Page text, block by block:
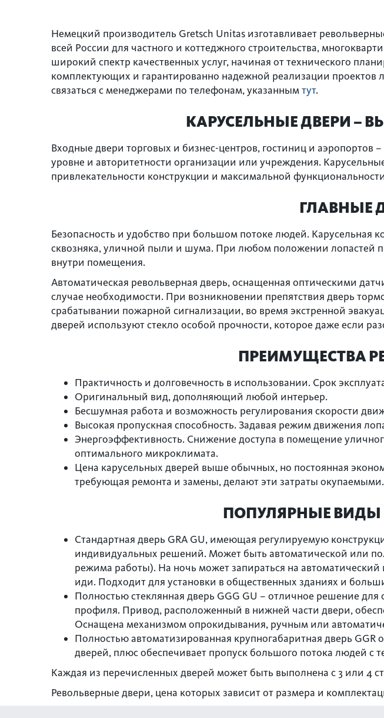
Немецкий производитель Gretsch Unitas изготавливает
всей России для частного и коттеджного строительства,
широкий спектр качественных услуг, начиная от технического
комплектующих и гарантированно надежной реализации
связаться с менеджерами по телефонам, указаннымтут.
КАРУСЕЛЬНЫЕ ДВЕРИ –
Входные двери торговых и бизнес-центров, гостиниц и аэропортов
уровне и авторитетности организации или учреждения.
привлекательности конструкции и максимальной
ГЛАВНЫЕ
Безопасность и удобство при большом потоке людей. Карусельная
сквозняка, уличной пыли и шума. При любом положении лопастей
внутри помещения.
Автоматическая револьверная дверь, оснащенная оптическими
случае необходимости. При возникновении препятствия дверь
срабатывании пожарной сигнализации, во время экстренной
дверей используют стекло особой прочности, которое даже если
ПРЕИМУЩЕСТВА
Практичность и долговечность в использовании. Срок
Оригинальный вид, дополняющий любой интерьер.
Бесшумная работа и возможность регулирования скорости
Высокая пропускная способность. Задавая режим движения
Энергоэффективность. Снижение доступа в помещение
оптимального микроклимата.
Цена карусельных дверей выше обычных, но постоянная
требующая ремонта и замены, делают эти затраты окупаемыми.
ПОПУЛЯРНЫЕ ВИДЫ
Стандартная дверь GRA GU, имеющая регулируемую
индивидуальных решений. Может быть автоматической или
режима работы). На ночь может запираться на
иди. Подходит для установки в общественных зданиях и
Полностью стеклянная дверь GGG GU – отличное решение
профиля. Привод, расположенный в нижней части двери,
Оснащена механизмом опрокидывания, ручным или
Полностью автоматизированная крупногабаритная дверь
дверей, плюс обеспечивает пропуск большого потока людей
Каждая из перечисленных дверей может быть выполнена с 3 или 4
Револьверные двери, цена которых зависит от размера и